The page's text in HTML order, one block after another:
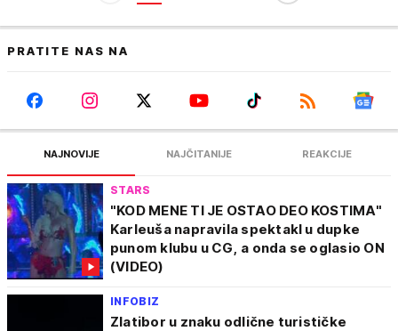
PRATITE NAS NA
NAJNOVIJE NAJČITANIJE REAKCIJE
STARS
"KOD MENE TI JE OSTAO DEO KOSTIMA"
Karleuša napravila spektakl u dupke
punom klubu u CG, a onda se oglasio ON
(VIDEO)
INFOBIZ
Zlatibor u znaku odlične turističke